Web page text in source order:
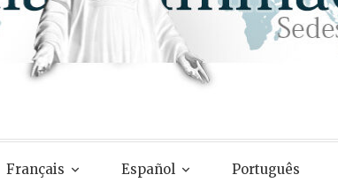
Français Español Português